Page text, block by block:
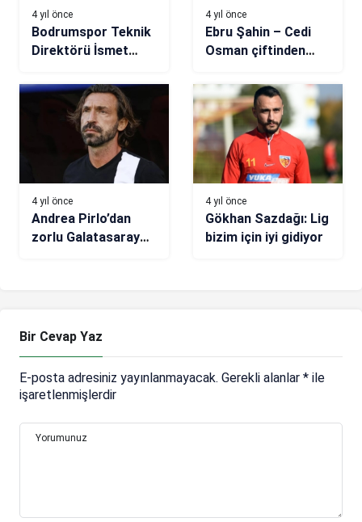
4 yıl önce
Bodrumspor Teknik
Direktörü İsmet
“Tamamıyla oyunun
hakimiydik”
4 yıl önce
Ebru Şahin – Cedi
Osman çiftinden
bir düğün
4 yıl önce
Andrea Pirlo’dan
zorlu Galatasaray
4 yıl önce
Gökhan Sazdağı: Lig
bizim için iyi gidiyor
Bir Cevap Yaz
E-posta adresiniz yayınlanmayacak. Gerekli alanlar * ile
işaretlenmişlerdir
Yorumunuz